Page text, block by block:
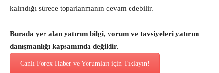
kalındığı sürece toparlanmanın devam edebilir.
Burada yer alan yatırım bilgi, yorum ve tavsiyeleri yatırım
danışmanlığı kapsamında değildir.
Canlı Forex Haber ve Yorumları için Tıklayın!